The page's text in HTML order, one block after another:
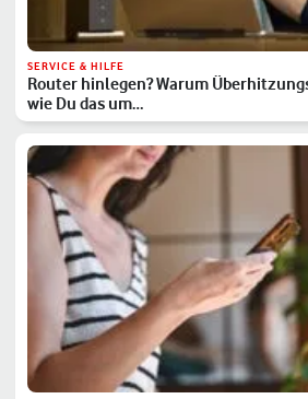
SERVICE & HILFE
Router hinlegen? Warum
wie Du das um…